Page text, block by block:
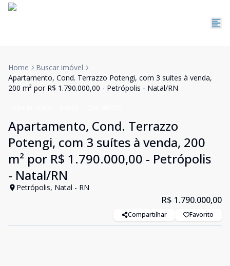
Home
Buscar imóvel
Apartamento, Cond. Terrazzo Potengi, com 3 suítes à venda,
200 m² por R$ 1.790.000,00 - Petrópolis - Natal/RN
Apartamento, Cond. Terrazzo
Potengi, com 3 suítes à venda, 200
m² por R$ 1.790.000,00 - Petrópolis
- Natal/RN
Petrópolis, Natal - RN
R$ 1.790.000,00
Compartilhar Favorito